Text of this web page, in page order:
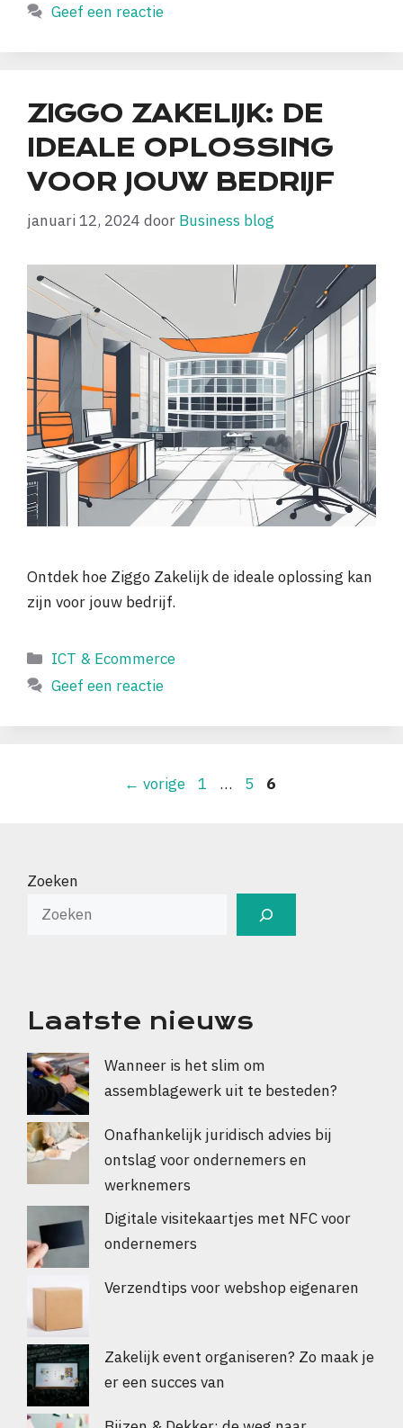
Geef een reactie
ZIGGO ZAKELIJK: DE
IDEALE OPLOSSING
VOOR JOUW BEDRIJF
januari 12, 2024 door Business blog
Ontdek hoe Ziggo Zakelijk de ideale oplossing kan
zijn voor jouw bedrijf.
Categorieën
ICT & Ecommerce
Geef een reactie
← vorige Pagina
1 … Pagina
5 Pagina
6
Zoeken
Laatste nieuws
Wanneer is het slim om
assemblagewerk uit te besteden?
Onafhankelijk juridisch advies bij
ontslag voor ondernemers en
werknemers
Digitale visitekaartjes met NFC voor
ondernemers
Verzendtips voor webshop eigenaren
Zakelijk event organiseren? Zo maak je
er een succes van